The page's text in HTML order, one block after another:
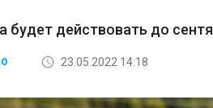
будет действовать до
23.05.2022 14:18